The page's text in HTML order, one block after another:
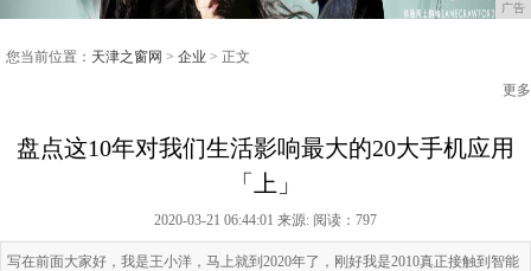
广告
您当前位置： 天津之窗网 > 企业 > 正文
更多
盘点这10年对我们生活影响最大的20大手机应用
「上」
2020-03-21 06:44:01 来源: 阅读：797
写在前面大家好，我是王小洋，马上就到2020年了，刚好我是2010真正接触到智能